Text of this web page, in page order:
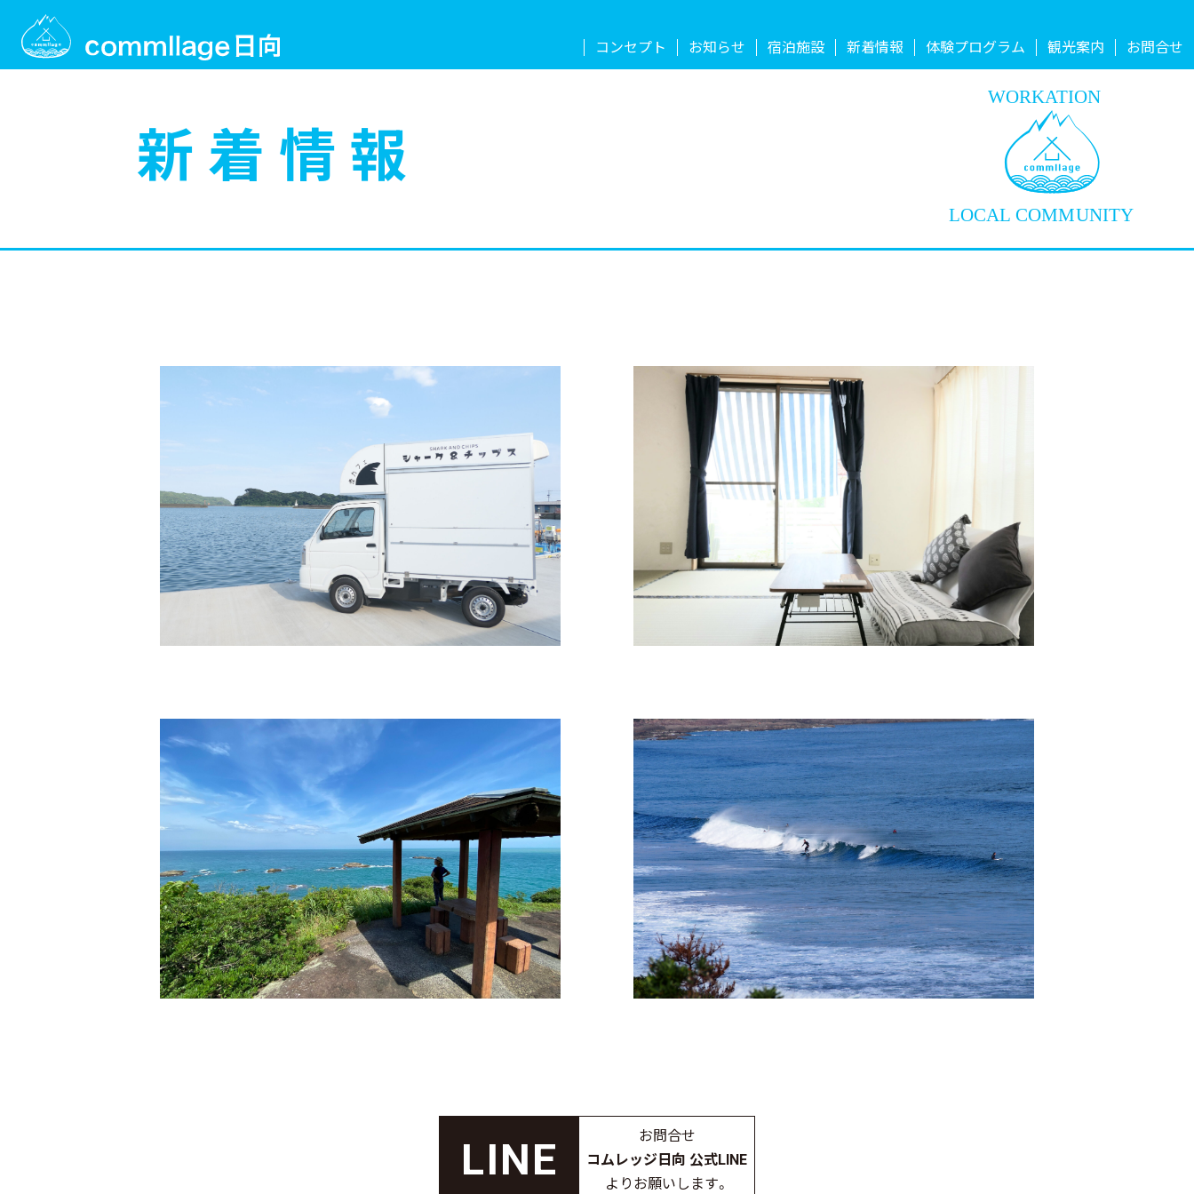
コンセプト お知らせ 宿泊施設 新着情報 体験プログラム 観光案内 お問合せ
新 着 情 報
お問合せ
コムレッジ日向 公式LINE
よりお願いします。